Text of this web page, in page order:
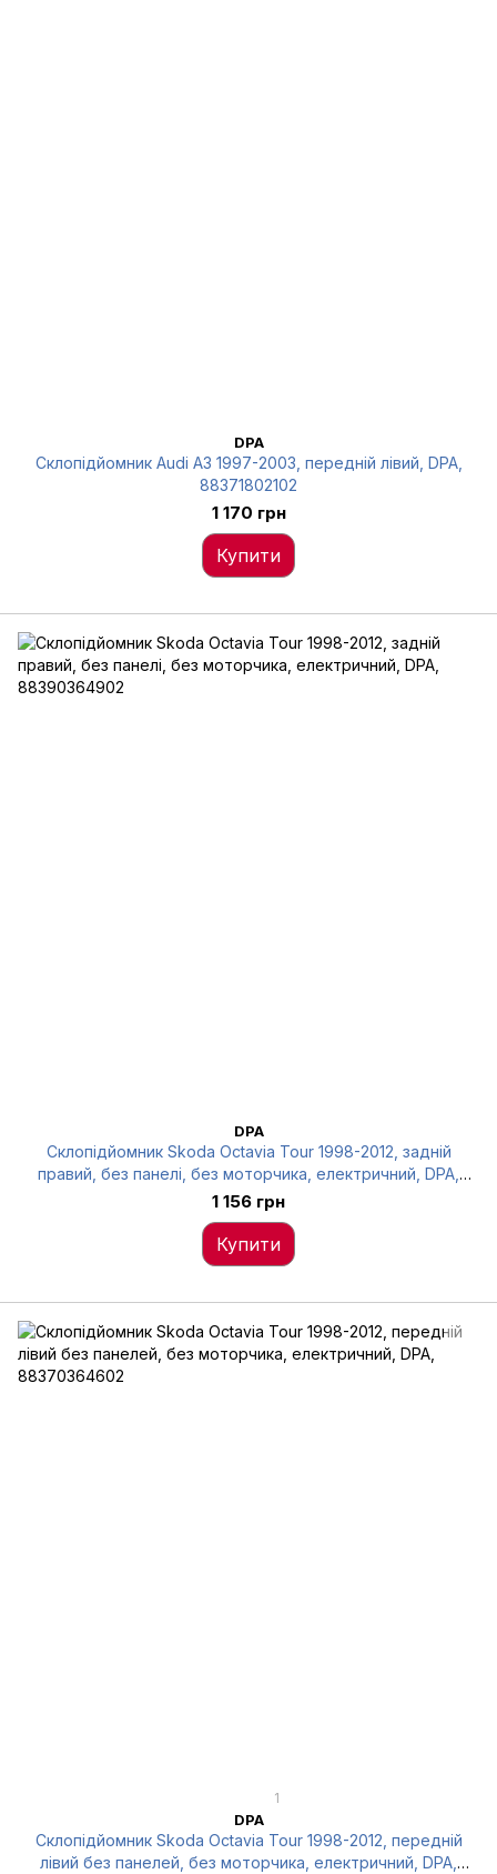
DPA
Склопідйомник Audi A3 1997-2003, передній лівий, DPA,
88371802102
1 170 грн
Купити
DPA
Склопідйомник Skoda Octavia Tour 1998-2012, задній
правий, без панелі, без моторчика, електричний, DPA,
88390364902
1 156 грн
Купити
1
DPA
Склопідйомник Skoda Octavia Tour 1998-2012, передній
лівий без панелей, без моторчика, електричний, DPA,